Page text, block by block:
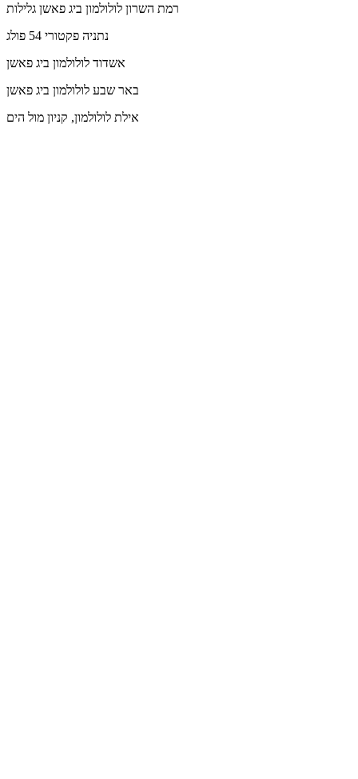
רמת השרון לולולמון ביג פאשן גלילות
נתניה פקטורי 54 פולג
אשדוד לולולמון ביג פאשן
באר שבע לולולמון ביג פאשן
אילת לולולמון, קניון מול הים